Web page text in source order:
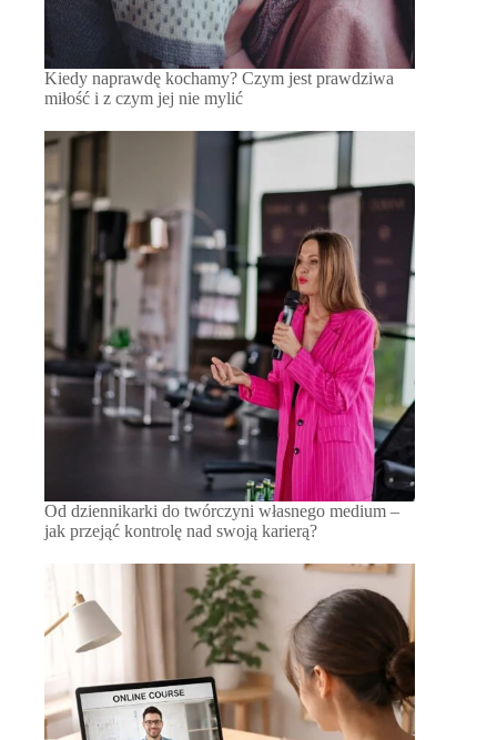
Kiedy naprawdę kochamy? Czym jest prawdziwa
miłość i z czym jej nie mylić
Od dziennikarki do twórczyni własnego medium –
jak przejąć kontrolę nad swoją karierą?